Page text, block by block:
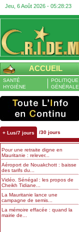
Jeu, 6 Août 2026 - 05:28:24
ACCUEIL
SANTÉ
HYGIÈNE
POLITIQUE
GÉNÉRALE
+ Lus/7 jours /30 jours
Pour une retraite digne en
Mauritanie : relever...
Aéroport de Nouakchott : baisse
des tarifs du...
Vidéo. Sénégal : les propos de
Cheikh Tidiane...
La Mauritanie lance une
campagne de semis...
La mémoire effacée : quand la
mairie de...